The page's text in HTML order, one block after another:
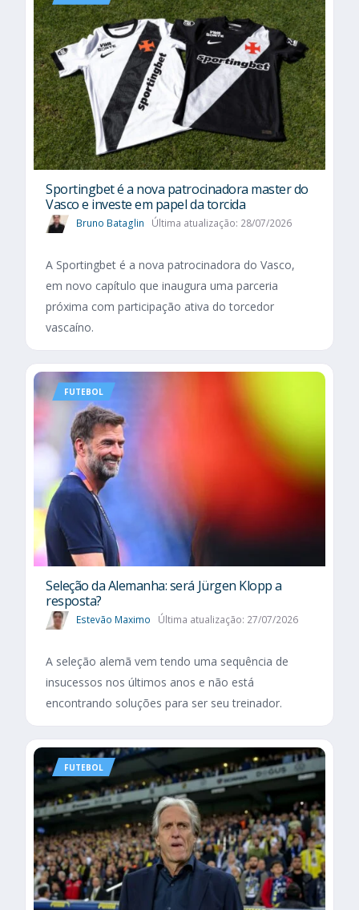
Sportingbet é a nova patrocinadora master do
Vasco e investe em papel da torcida
Bruno Bataglin Última atualização: 28/07/2026
A Sportingbet é a nova patrocinadora do Vasco,
em novo capítulo que inaugura uma parceria
próxima com participação ativa do torcedor
vascaíno.
FUTEBOL
Seleção da Alemanha: será Jürgen Klopp a
resposta?
Estevão Maximo Última atualização: 27/07/2026
A seleção alemã vem tendo uma sequência de
insucessos nos últimos anos e não está
encontrando soluções para ser seu treinador.
FUTEBOL